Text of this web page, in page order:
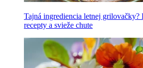
Tajná ingrediencia letnej grilovačky?
recepty a svieže chute